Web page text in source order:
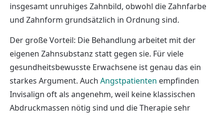
insgesamt unruhiges Zahnbild, obwohl die Zahnfarbe
und Zahnform grundsätzlich in Ordnung sind.
Der große Vorteil: Die Behandlung arbeitet mit der
eigenen Zahnsubstanz statt gegen sie. Für viele
gesundheitsbewusste Erwachsene ist genau das ein
starkes Argument. Auch Angstpatienten empfinden
Invisalign oft als angenehm, weil keine klassischen
Abdruckmassen nötig sind und die Therapie sehr